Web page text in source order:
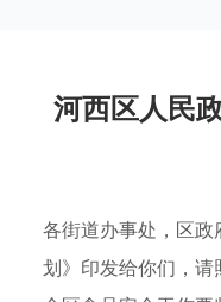
河西区人民
各街道办事处，区
划》印发给你们，